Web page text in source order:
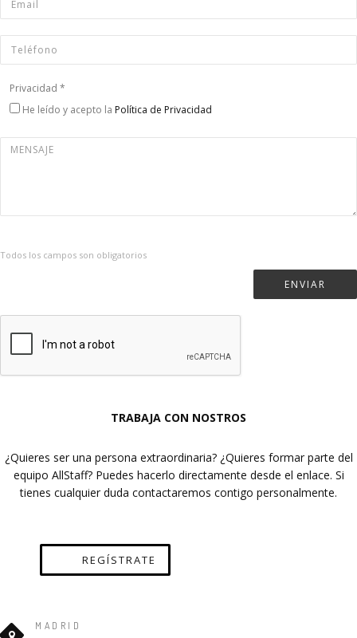
Teléfono
Privacidad *
He leído y acepto la Política de Privacidad
Mensaje*
Todos los campos son obligatorios
ENVIAR
TRABAJA CON NOSTROS
¿Quieres ser una persona extraordinaria? ¿Quieres formar parte del
equipo AllStaff? Puedes hacerlo directamente desde el enlace. Si
tienes cualquier duda contactaremos contigo personalmente.
REGÍSTRATE
MADRID